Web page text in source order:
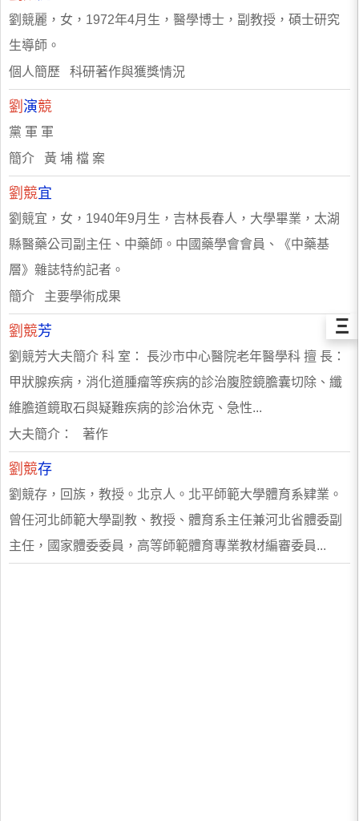
劉競麗，女，1972年4月生，醫學博士，副教授，碩士研究
生導師。
個人簡歷 科研著作與獲獎情況
劉 演競
黨 軍 軍
簡介 黃 埔 檔 案
劉競宜
劉競宜，女，1940年9月生，吉林長春人，大學畢業，太湖
縣醫藥公司副主任、中藥師。中國藥學會會員、《中藥基
層》雜誌特約記者。
簡介 主要學術成果
劉競芳
劉競芳大夫簡介 科 室： 長沙市中心醫院老年醫學科 擅 長：
甲狀腺疾病，消化道腫瘤等疾病的診治腹腔鏡膽囊切除、纖
維膽道鏡取石與疑難疾病的診治休克、急性...
大夫簡介： 著作
劉競存
劉競存，回族，教授。北京人。北平師範大學體育系肄業。
曾任河北師範大學副教、教授、體育系主任兼河北省體委副
主任，國家體委委員，高等師範體育專業教材編審委員...
Ξ